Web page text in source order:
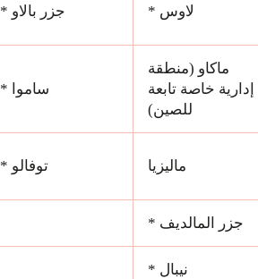
لاوس * جزر بالاو *
ماكاو (منطقة
إدارية خاصة تابعة
للصين)
ساموا *
ماليزيا توفالو *
جزر المالديف *
نيبال *